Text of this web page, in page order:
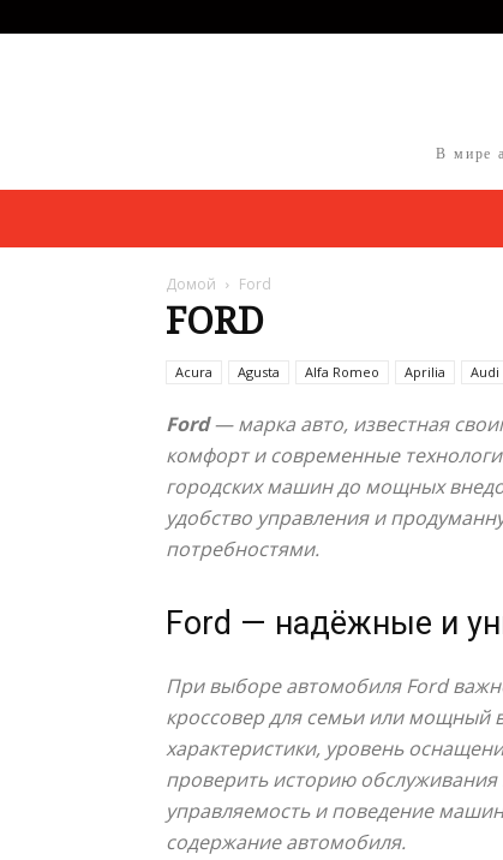
В мире
Домой Ford
FORD
Acura Agusta Alfa Romeo Aprilia Audi
Ford— марка авто, известная
комфорт и современные
городских машин до мощных
удобство управления и
потребностями.
Ford — надёжные и
При выборе автомобиля Ford
кроссовер для семьи или мощный
характеристики, уровень
проверить историю
управляемость и поведение
содержание автомобиля.